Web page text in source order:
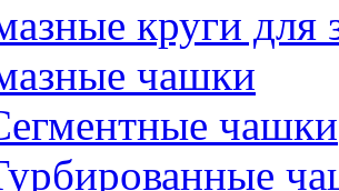
круги для
чашки
чашки